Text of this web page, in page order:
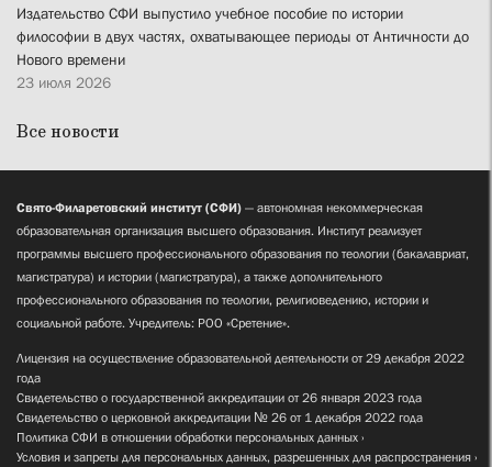
Издательство СФИ выпустило учебное пособие по истории
философии в двух частях, охватывающее периоды от Античности до
Нового времени
23 июля 2026
Все новости
Свято-Филаретовский институт (СФИ) — автономная некоммерческая
образовательная организация высшего образования. Институт реализует
программы высшего профессионального образования по теологии (бакалавриат,
магистратура) и истории (магистратура), а также дополнительного
профессионального образования по теологии, религиоведению, истории и
социальной работе. Учредитель: РОО «Сретение».
Лицензия на осуществление образовательной деятельности от 29 декабря 2022
года
Свидетельство о государственной аккредитации от 26 января 2023 года
Свидетельство о церковной аккредитации № 26 от 1 декабря 2022 года
Политика СФИ в отношении обработки персональных данных
Условия и запреты для персональных данных, разрешенных для распространения